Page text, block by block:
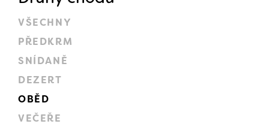
VŠECHNY
PŘEDKRM
SNÍDANĚ
DEZERT
OBĚD
VEČEŘE